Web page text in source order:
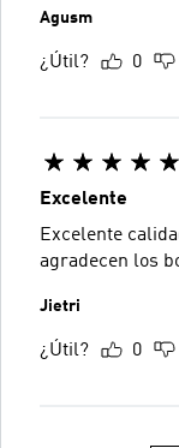
Agusm
¿Útil? 0
Excelente
Excelente
agradecen los
Jietri
¿Útil? 0